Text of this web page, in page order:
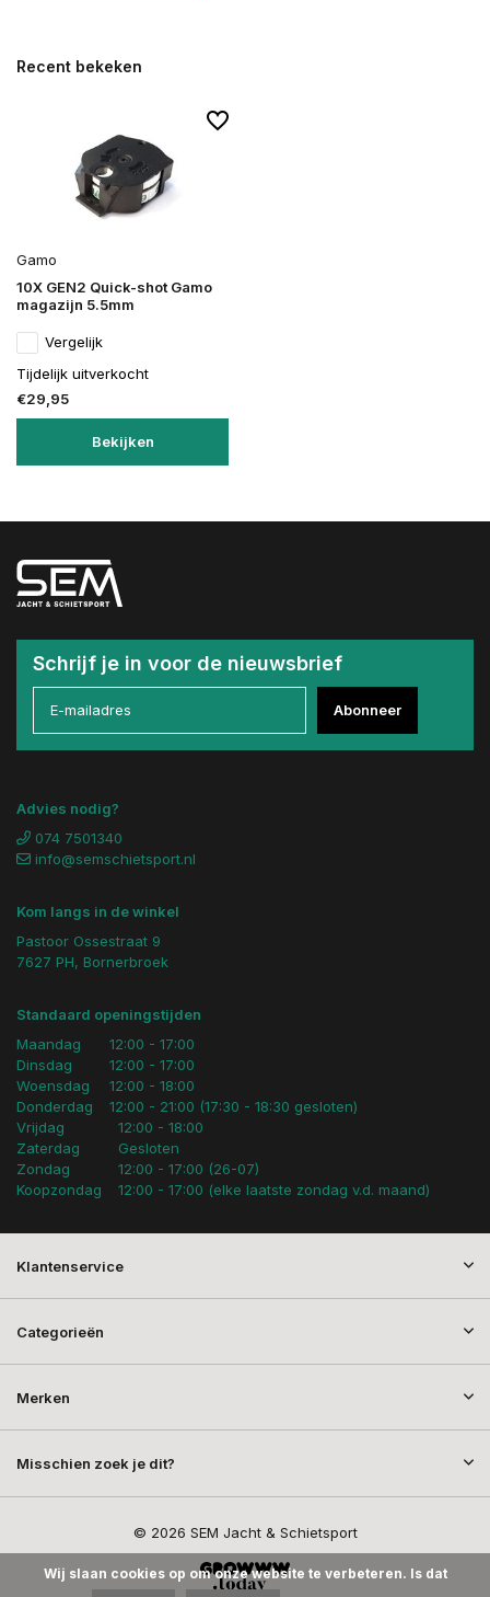
Recent bekeken
Gamo
10X GEN2 Quick-shot Gamo
magazijn 5.5mm
Vergelijk
Tijdelijk uitverkocht
€29,95
Bekijken
Schrijf je in voor de nieuwsbrief
Abonneer
Advies nodig?
074 7501340
info@semschietsport.nl
Kom langs in de winkel
Pastoor Ossestraat 9
7627 PH, Bornerbroek
Standaard openingstijden
Maandag
Dinsdag
Woensdag
Donderdag
12:00 - 17:00
12:00 - 17:00
12:00 - 18:00
12:00 - 21:00 (17:30 - 18:30 gesloten)
Vrijdag
Zaterdag
Zondag
Koopzondag
12:00 - 18:00
Gesloten
12:00 - 17:00 (26-07)
12:00 - 17:00 (elke laatste zondag v.d. maand)
Klantenservice
Categorieën
Merken
Misschien zoek je dit?
© 2026 SEM Jacht & Schietsport
Wij slaan cookies op om onze website te verbeteren. Is dat